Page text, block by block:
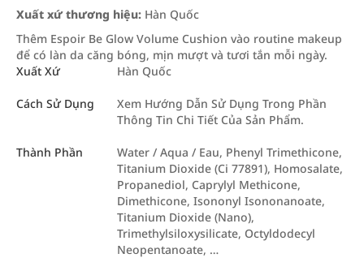
Xuất xứ thương hiệu: Hàn Quốc
Thêm Espoir Be Glow Volume Cushion vào routine makeup
để có làn da căng bóng, mịn mượt và tươi tắn mỗi ngày.
Xuất Xứ
Hàn Quốc
Cách Sử Dụng
Xem Hướng Dẫn Sử Dụng Trong Phần
Thông Tin Chi Tiết Của Sản Phẩm.
Thành Phần
Water / Aqua / Eau, Phenyl Trimethicone,
Titanium Dioxide (Ci 77891), Homosalate,
Propanediol, Caprylyl Methicone,
Dimethicone, Isononyl Isononanoate,
Titanium Dioxide (Nano),
Trimethylsiloxysilicate, Octyldodecyl
Neopentanoate, …